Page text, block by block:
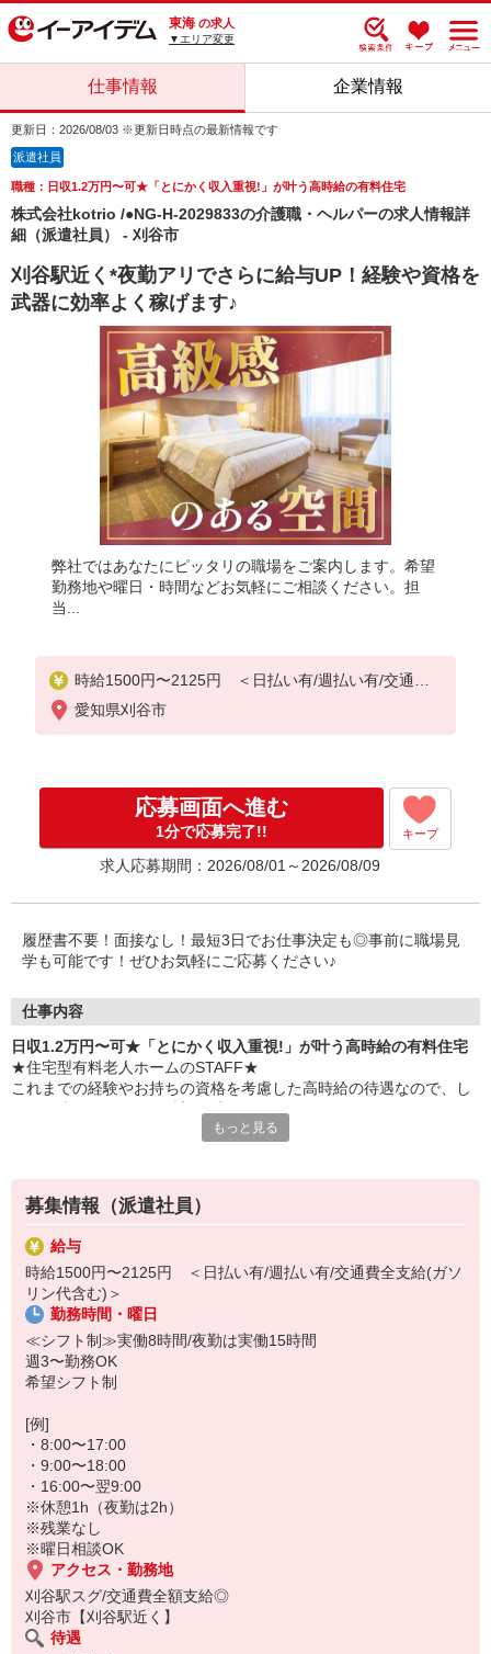
東海 の求人
▼エリア変更
仕事情報 企業情報
更新日：2026/08/03 ※更新日時点の最新情報です
派遣社員
職種：日収1.2万円〜可★「とにかく収入重視!」が叶う高時給の有料住宅
株式会社kotrio /●NG-H-2029833の介護職・ヘルパーの求人情報詳
細（派遣社員） - 刈谷市
刈谷駅近く*夜勤アリでさらに給与UP！経験や資格を
武器に効率よく稼げます♪
弊社ではあなたにピッタリの職場をご案内します。希望
勤務地や曜日・時間などお気軽にご相談ください。担
当...
時給1500円〜2125円 ＜日払い有/週払い有/交通費
全支給(ガソリン代含む)＞
愛知県刈谷市
応募画面へ進む
1分で応募完了!! キープ
求人応募期間：2026/08/01～2026/08/09
履歴書不要！面接なし！最短3日でお仕事決定も◎事前に職場見
学も可能です！ぜひお気軽にご応募ください♪
仕事内容
日収1.2万円〜可★「とにかく収入重視!」が叶う高時給の有料住宅
★住宅型有料老人ホームのSTAFF★
これまでの経験やお持ちの資格を考慮した高時給の待遇なので、し
≪お仕事内容≫
・お部屋や共有スペースの清掃
・買い物やお散歩などの付き添い
・お話のお相手や生活相談
・必要に応じた生活介助
・日常生活の見回り など
≪夜勤に入るとさらに給与UP！≫
日中よりも落ち着いている夜勤帯は、経験者に大人気のシフト♪深夜
できますよ！
夜勤1回の収入例【2万7000円】
※初任者研修をお持ちの方
[例]時給1500円×6h＋1875円×6h＋2250円×3h（深夜手当、残業手当
を含む）
もっと見る
募集情報（派遣社員）
給与
時給1500円〜2125円 ＜日払い有/週払い有/交通費全支給(ガソ
リン代含む)＞
勤務時間・曜日
≪シフト制≫実働8時間/夜勤は実働15時間
週3〜勤務OK
希望シフト制
[例]
・8:00〜17:00
・9:00〜18:00
・16:00〜翌9:00
※休憩1h（夜勤は2h）
※残業なし
※曜日相談OK
アクセス・勤務地
刈谷駅スグ/交通費全額支給◎
刈谷市【刈谷駅近く】
待遇